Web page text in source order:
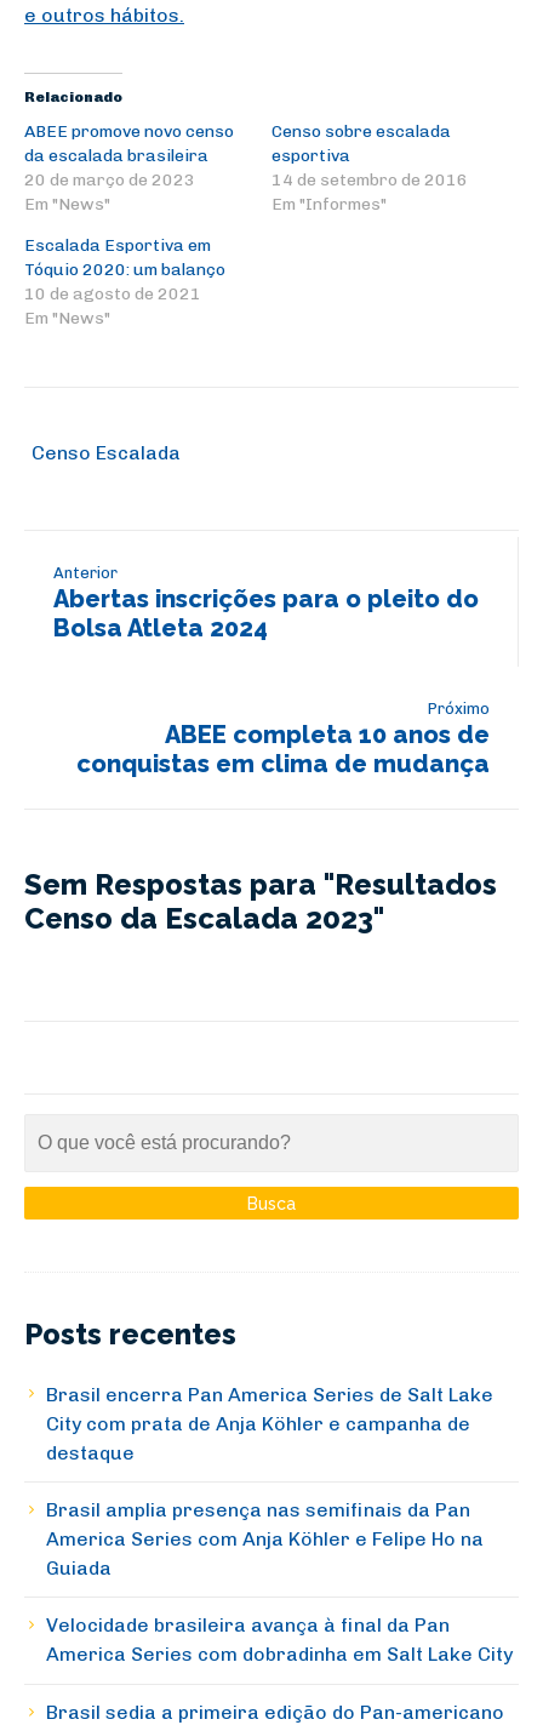
e outros hábitos.
Relacionado
ABEE promove novo censo
da escalada brasileira
20 de março de 2023
Em "News"
Censo sobre escalada
esportiva
14 de setembro de 2016
Em "Informes"
Escalada Esportiva em
Tóquio 2020: um balanço
10 de agosto de 2021
Em "News"
Censo Escalada
Anterior
Abertas inscrições para o pleito do
Bolsa Atleta 2024
Próximo
ABEE completa 10 anos de
conquistas em clima de mudança
Sem Respostas para "Resultados
Censo da Escalada 2023"
Posts recentes
Brasil encerra Pan America Series de Salt Lake
City com prata de Anja Köhler e campanha de
destaque
Brasil amplia presença nas semifinais da Pan
America Series com Anja Köhler e Felipe Ho na
Guiada
Velocidade brasileira avança à final da Pan
America Series com dobradinha em Salt Lake City
Brasil sedia a primeira edição do Pan-americano